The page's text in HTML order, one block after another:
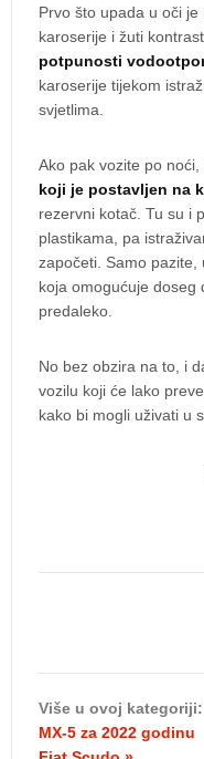
Prvo što upada u oči
karoserije i žuti
potpunosti
karoserije tijekom
svjetlima.
Ako pak vozite po
koji je postavljen na
rezervni kotač. Tu su i
plastikama, pa
započeti. Samo
koja omogućuje doseg
predaleko.
No bez obzira na to, i
vozilu koji će lako
kako bi mogli uživati u
Više u ovoj kategoriji:
MX-5 za 2022 godinu